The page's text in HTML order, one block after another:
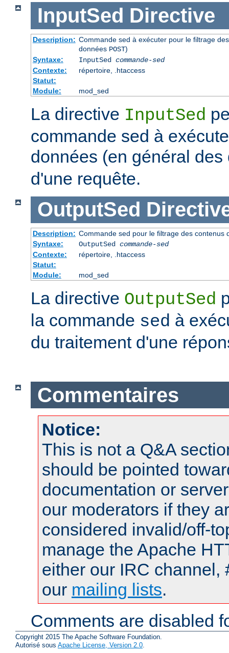
InputSed Directive
Description: Commande sed à exécuter pour le filtrage
données POST)
Syntaxe:
InputSed commande-sed
Contexte:
répertoire, .htaccess
Statut:
Module:
mod_sed
La directive InputSed
commande sed à
données (en général
d'une requête.
OutputSed
Description: Commande sed pour le filtrage des contenus
Syntaxe:
OutputSed commande-sed
Contexte:
répertoire, .htaccess
Statut:
Module:
mod_sed
La directive OutputSed
la commande sed à
du traitement d'une
Commentaires
Notice:
This is not a Q&A
should be pointed
documentation or
our moderators if they
considered invalid/off-
manage the Apache
either our IRC channel,
our mailing lists.
Comments are disabled
Copyright 2015 The Apache Software Foundation.
Autorisé sous Apache License, Version 2.0